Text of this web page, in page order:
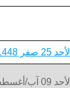
الأحد 25 صفر 1448 (1448-02-25)
الأحد 09 آب/أغسطس 2026 (2026-08-09)